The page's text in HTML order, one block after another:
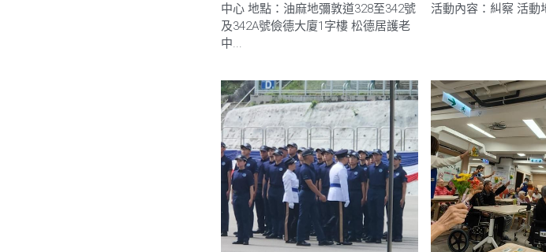
中心 地點：油麻地彌敦道328至342號
及342A號儉德大廈1字樓 松德居護老
中...
活動內容：糾察 活動